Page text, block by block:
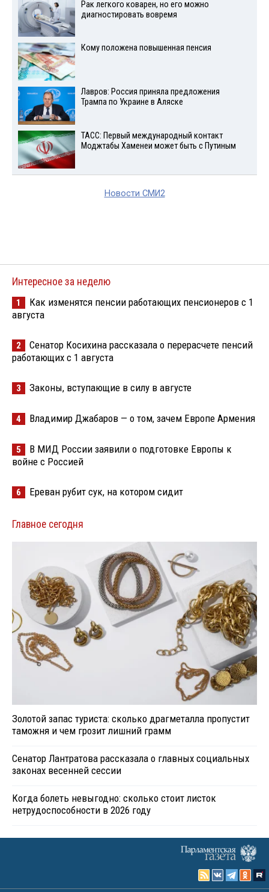
Рак легкого коварен, но его можно
диагностировать вовремя
Кому положена повышенная пенсия
Лавров: Россия приняла предложения
Трампа по Украине в Аляске
ТАСС: Первый международный контакт
Моджтабы Хаменеи может быть с Путиным
Новости СМИ2
Интересное за неделю
1
Как изменятся пенсии работающих пенсионеров с 1
августа
2
Сенатор Косихина рассказала о перерасчете пенсий
работающих с 1 августа
3 Законы, вступающие в силу в августе
4 Владимир Джабаров — о том, зачем Европе Армения
5
В МИД России заявили о подготовке Европы к
войне с Россией
6 Ереван рубит сук, на котором сидит
Главное сегодня
Золотой запас туриста: сколько драгметалла пропустит
таможня и чем грозит лишний грамм
Сенатор Лантратова рассказала о главных социальных
законах весенней сессии
Когда болеть невыгодно: сколько стоит листок
нетрудоспособности в 2026 году